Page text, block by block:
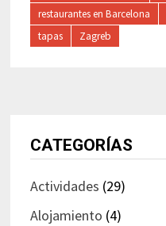
restaurantes en Barcelona
tapas
Zagreb
CATEGORÍAS
Actividades (29)
Alojamiento (4)